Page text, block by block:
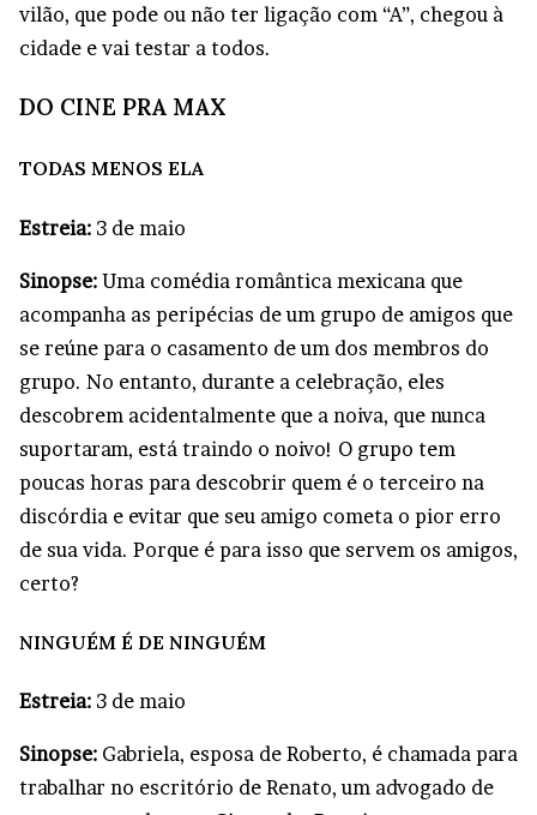
vilão, que pode ou não ter ligação com “A”, chegou à
cidade e vai testar a todos.
DO CINE PRA MAX
TODAS MENOS ELA
Estreia: 3 de maio
Sinopse: Uma comédia romântica mexicana que
acompanha as peripécias de um grupo de amigos que
se reúne para o casamento de um dos membros do
grupo. No entanto, durante a celebração, eles
descobrem acidentalmente que a noiva, que nunca
suportaram, está traindo o noivo! O grupo tem
poucas horas para descobrir quem é o terceiro na
discórdia e evitar que seu amigo cometa o pior erro
de sua vida. Porque é para isso que servem os amigos,
certo?
NINGUÉM É DE NINGUÉM
Estreia: 3 de maio
Sinopse: Gabriela, esposa de Roberto, é chamada para
trabalhar no escritório de Renato, um advogado de